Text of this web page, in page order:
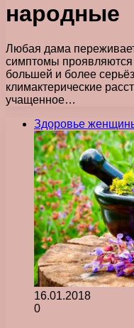
народные
Любая дама
симптомы проявляются
большей и более
климактерические
учащенное…
Здоровье
16.01.2018
0